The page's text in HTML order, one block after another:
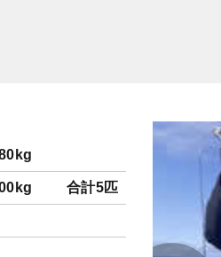
合計5匹